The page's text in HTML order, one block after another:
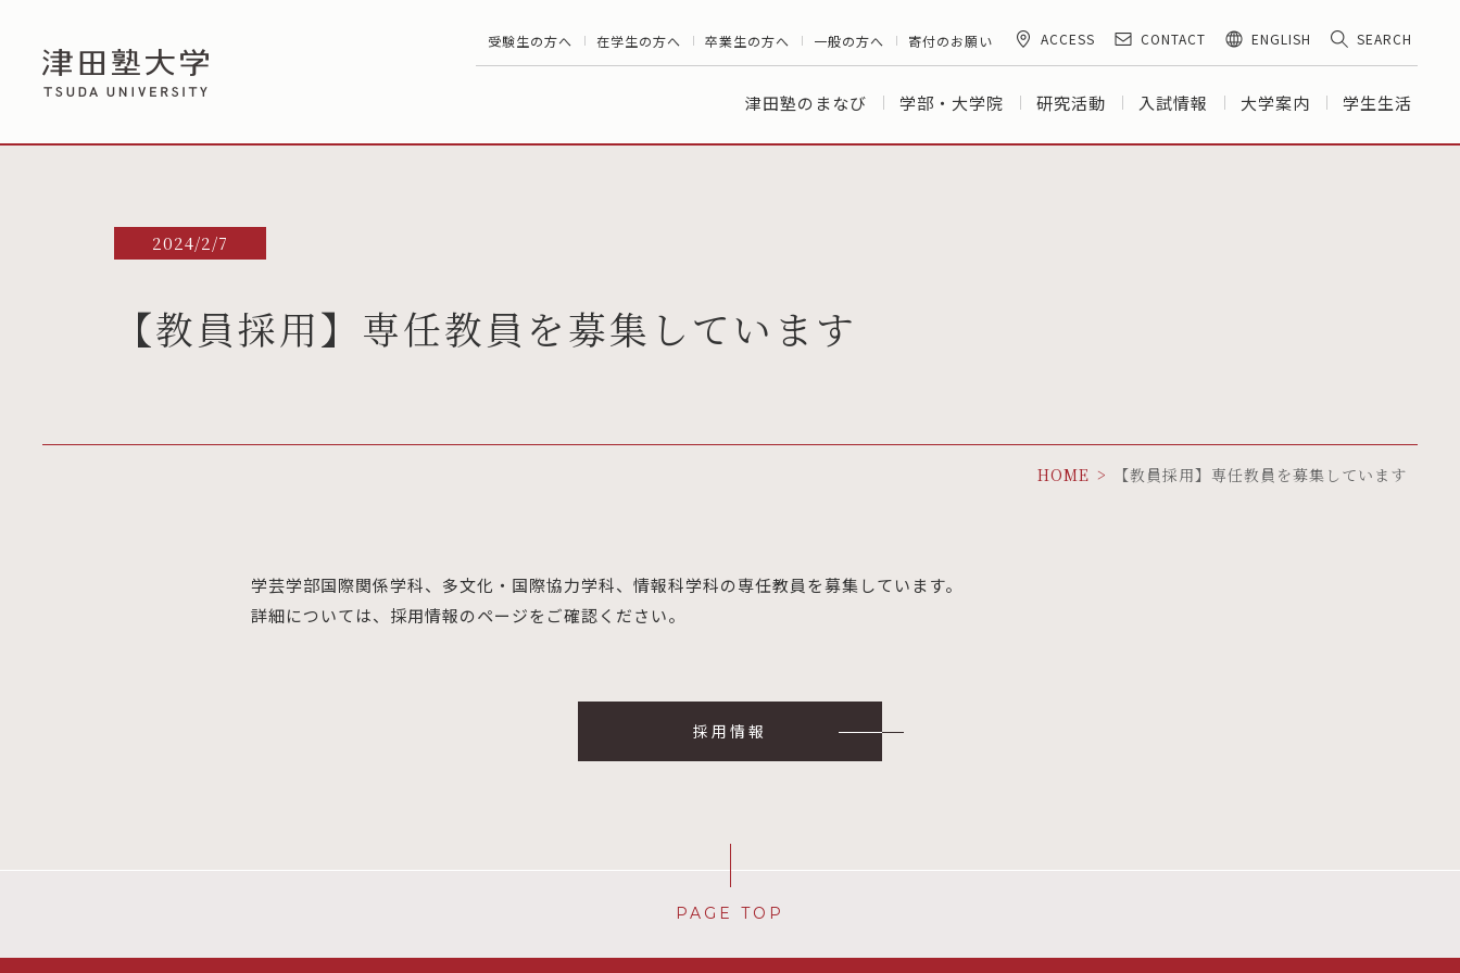
受験生の方へ 在学生の方へ 卒業生の方へ 一般の方へ 寄付のお願い ACCESS CONTACT ENGLISH SEARCH
津田塾のまなび 学部・大学院 研究活動 入試情報 大学案内 学生生活
2024/2/7
【教員採用】専任教員を募集しています
HOME 【教員採用】専任教員を募集しています
学芸学部国際関係学科、多文化・国際協力学科、情報科学科の専任教員を募集しています。
詳細については、採用情報のページをご確認ください。
採用情報
PAGE TOP